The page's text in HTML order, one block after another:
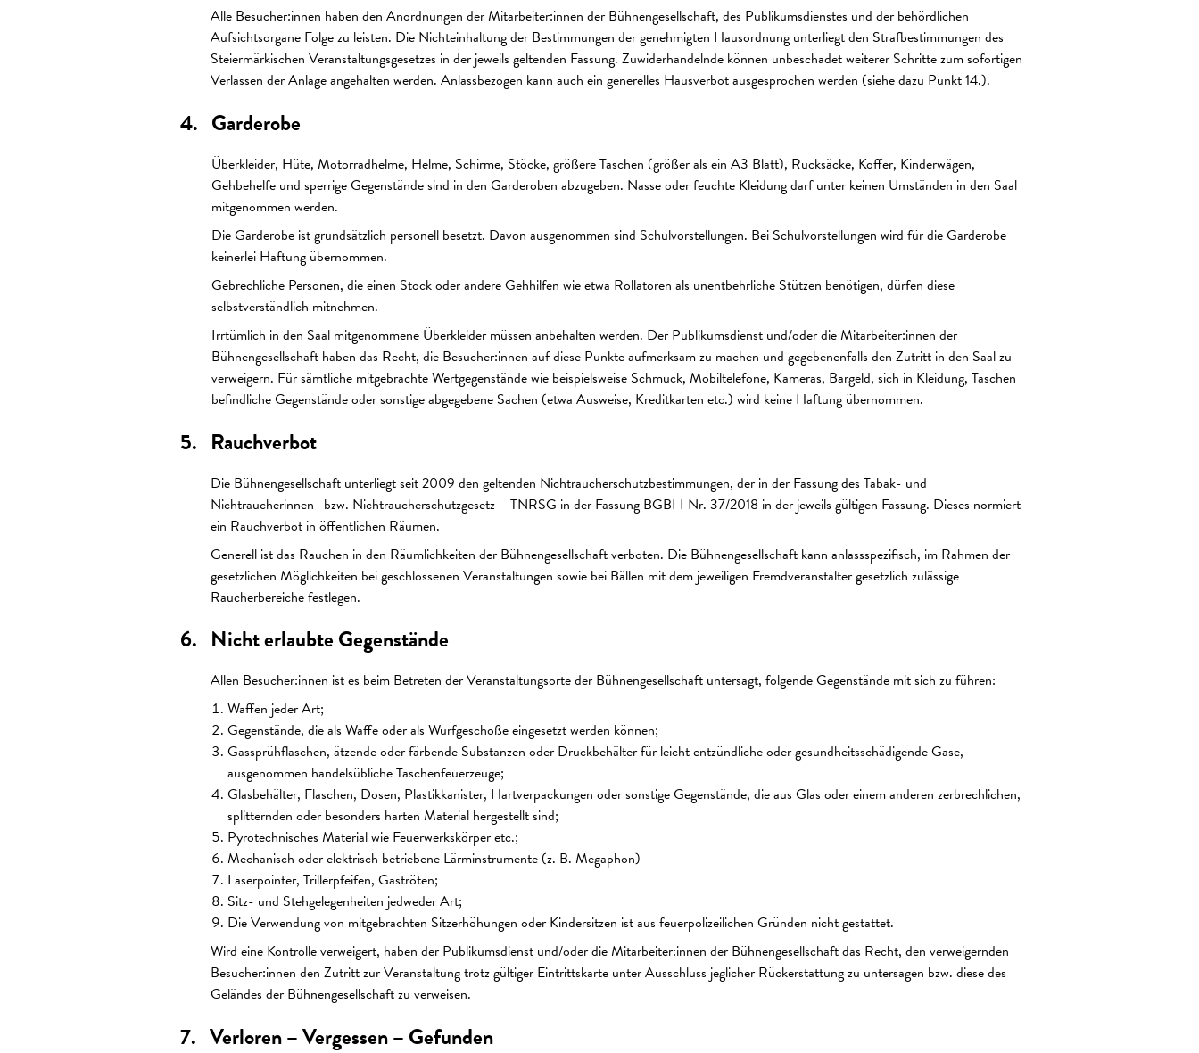
Alle Besucher:innen haben den Anordnungen der Mitarbeiter:innen der Bühnengesellschaft, des Publikumsdienstes und der behördlichen
Aufsichtsorgane Folge zu leisten. Die Nichteinhaltung der Bestimmungen der genehmigten Hausordnung unterliegt den Strafbestimmungen des
Steiermärkischen Veranstaltungsgesetzes in der jeweils geltenden Fassung. Zuwiderhandelnde können unbeschadet weiterer Schritte zum sofortigen
Verlassen der Anlage angehalten werden. Anlassbezogen kann auch ein generelles Hausverbot ausgesprochen werden (siehe dazu Punkt 14.).
Garderobe
Überkleider, Hüte, Motorradhelme, Helme, Schirme, Stöcke, größere Taschen (größer als ein A3 Blatt), Rucksäcke, Koffer, Kinderwägen,
Gehbehelfe und sperrige Gegenstände sind in den Garderoben abzugeben. Nasse oder feuchte Kleidung darf unter keinen Umständen in den Saal
mitgenommen werden.
Die Garderobe ist grundsätzlich personell besetzt. Davon ausgenommen sind Schulvorstellungen. Bei Schulvorstellungen wird für die Garderobe
keinerlei Haftung übernommen.
Gebrechliche Personen, die einen Stock oder andere Gehhilfen wie etwa Rollatoren als unentbehrliche Stützen benötigen, dürfen diese
selbstverständlich mitnehmen.
Irrtümlich in den Saal mitgenommene Überkleider müssen anbehalten werden. Der Publikumsdienst und/oder die Mitarbeiter:innen der
Bühnengesellschaft haben das Recht, die Besucher:innen auf diese Punkte aufmerksam zu machen und gegebenenfalls den Zutritt in den Saal zu
verweigern. Für sämtliche mitgebrachte Wertgegenstände wie beispielsweise Schmuck, Mobiltelefone, Kameras, Bargeld, sich in Kleidung, Taschen
befindliche Gegenstände oder sonstige abgegebene Sachen (etwa Ausweise, Kreditkarten etc.) wird keine Haftung übernommen.
Rauchverbot
Die Bühnengesellschaft unterliegt seit 2009 den geltenden Nichtraucherschutzbestimmungen, der in der Fassung des Tabak- und
Nichtraucherinnen- bzw. Nichtraucherschutzgesetz – TNRSG in der Fassung BGBI I Nr. 37/2018 in der jeweils gültigen Fassung. Dieses normiert
ein Rauchverbot in öffentlichen Räumen.
Generell ist das Rauchen in den Räumlichkeiten der Bühnengesellschaft verboten. Die Bühnengesellschaft kann anlassspezifisch, im Rahmen der
gesetzlichen Möglichkeiten bei geschlossenen Veranstaltungen sowie bei Bällen mit dem jeweiligen Fremdveranstalter gesetzlich zulässige
Raucherbereiche festlegen.
Nicht erlaubte Gegenstände
Allen Besucher:innen ist es beim Betreten der Veranstaltungsorte der Bühnengesellschaft untersagt, folgende Gegenstände mit sich zu führen:
Waffen jeder Art;
Gegenstände, die als Waffe oder als Wurfgeschoße eingesetzt werden können;
Gassprühflaschen, ätzende oder färbende Substanzen oder Druckbehälter für leicht entzündliche oder gesundheitsschädigende Gase,
ausgenommen handelsübliche Taschenfeuerzeuge;
Glasbehälter, Flaschen, Dosen, Plastikkanister, Hartverpackungen oder sonstige Gegenstände, die aus Glas oder einem anderen zerbrechlichen,
splitternden oder besonders harten Material hergestellt sind;
Pyrotechnisches Material wie Feuerwerkskörper etc.;
Mechanisch oder elektrisch betriebene Lärminstrumente (z. B. Megaphon)
Laserpointer, Trillerpfeifen, Gaströten;
Sitz- und Stehgelegenheiten jedweder Art;
Die Verwendung von mitgebrachten Sitzerhöhungen oder Kindersitzen ist aus feuerpolizeilichen Gründen nicht gestattet.
Wird eine Kontrolle verweigert, haben der Publikumsdienst und/oder die Mitarbeiter:innen der Bühnengesellschaft das Recht, den verweigernden
Besucher:innen den Zutritt zur Veranstaltung trotz gültiger Eintrittskarte unter Ausschluss jeglicher Rückerstattung zu untersagen bzw. diese des
Geländes der Bühnengesellschaft zu verweisen.
Verloren – Vergessen – Gefunden